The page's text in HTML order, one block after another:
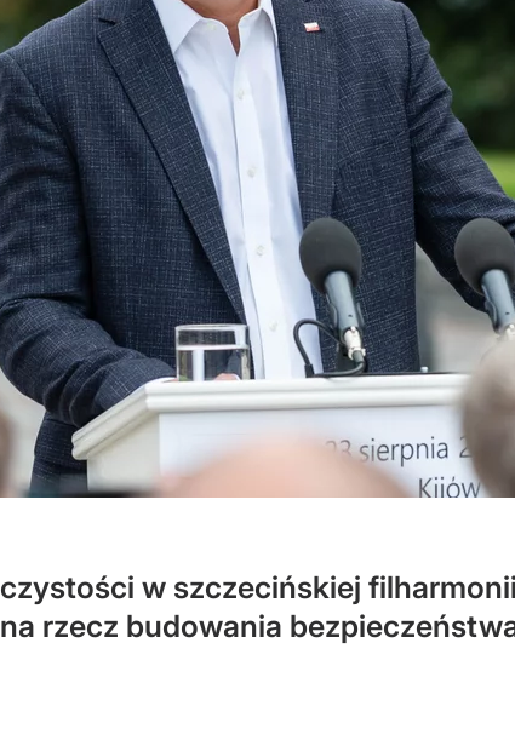
w szczecińskiej
na rzecz budowania